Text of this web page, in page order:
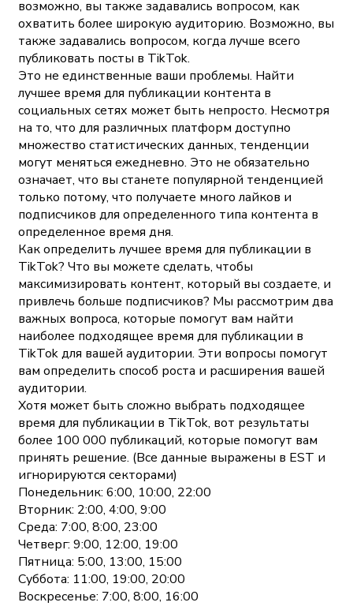
возможно, вы также задавались вопросом, как
охватить более широкую аудиторию. Возможно, вы
также задавались вопросом, когда лучше всего
публиковать посты в TikTok.
Это не единственные ваши проблемы. Найти
лучшее время для публикации контента в
социальных сетях может быть непросто. Несмотря
на то, что для различных платформ доступно
множество статистических данных, тенденции
могут меняться ежедневно. Это не обязательно
означает, что вы станете популярной тенденцией
только потому, что получаете много лайков и
подписчиков для определенного типа контента в
определенное время дня.
Как определить лучшее время для публикации в
TikTok? Что вы можете сделать, чтобы
максимизировать контент, который вы создаете, и
привлечь больше подписчиков? Мы рассмотрим два
важных вопроса, которые помогут вам найти
наиболее подходящее время для публикации в
TikTok для вашей аудитории. Эти вопросы помогут
вам определить способ роста и расширения вашей
аудитории.
Хотя может быть сложно выбрать подходящее
время для публикации в TikTok, вот результаты
более 100 000 публикаций, которые помогут вам
принять решение. (Все данные выражены в EST и
игнорируются секторами)
Понедельник: 6:00, 10:00, 22:00
Вторник: 2:00, 4:00, 9:00
Среда: 7:00, 8:00, 23:00
Четверг: 9:00, 12:00, 19:00
Пятница: 5:00, 13:00, 15:00
Суббота: 11:00, 19:00, 20:00
Воскресенье: 7:00, 8:00, 16:00